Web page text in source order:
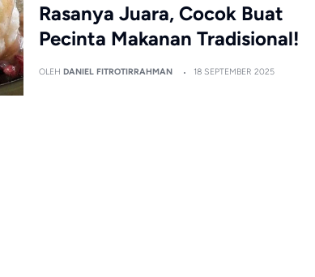
Rasanya Juara, Cocok Buat
Pecinta Makanan Tradisional!
OLEH DANIEL FITROTIRRAHMAN 18 SEPTEMBER 2025